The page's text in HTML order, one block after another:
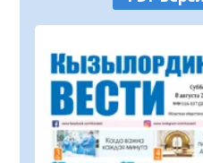
В Жанакоргане
07.08.2026
В Кызылординской
продолжается
«Таза Қазақстан»
07.08.2026